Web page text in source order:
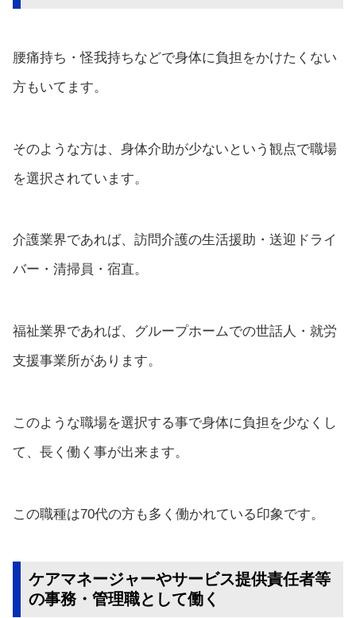
腰痛持ち・怪我持ちなどで身体に負担をかけたくない
方もいてます。
そのような方は、身体介助が少ないという観点で職場
を選択されています。
介護業界であれば、訪問介護の生活援助・送迎ドライ
バー・清掃員・宿直。
福祉業界であれば、グループホームでの世話人・就労
支援事業所があります。
このような職場を選択する事で身体に負担を少なくし
て、長く働く事が出来ます。
この職種は70代の方も多く働かれている印象です。
ケアマネージャーやサービス提供責任者等
の事務・管理職として働く